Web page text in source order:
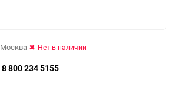
Москва Нет в наличии
8 800 234 5155